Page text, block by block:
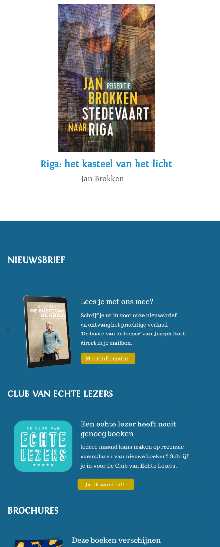
Riga: het kasteel van het licht
Jan Brokken
NIEUWSBRIEF
CLUB VAN ECHTE LEZERS
BROCHURES